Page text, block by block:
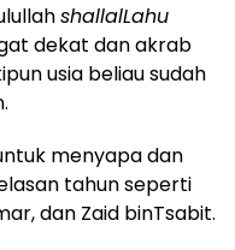
shallalLahu
dekat dan akrab
usia beliau sudah
menyapa dan
tahun seperti
dan Zaid binTsabit.